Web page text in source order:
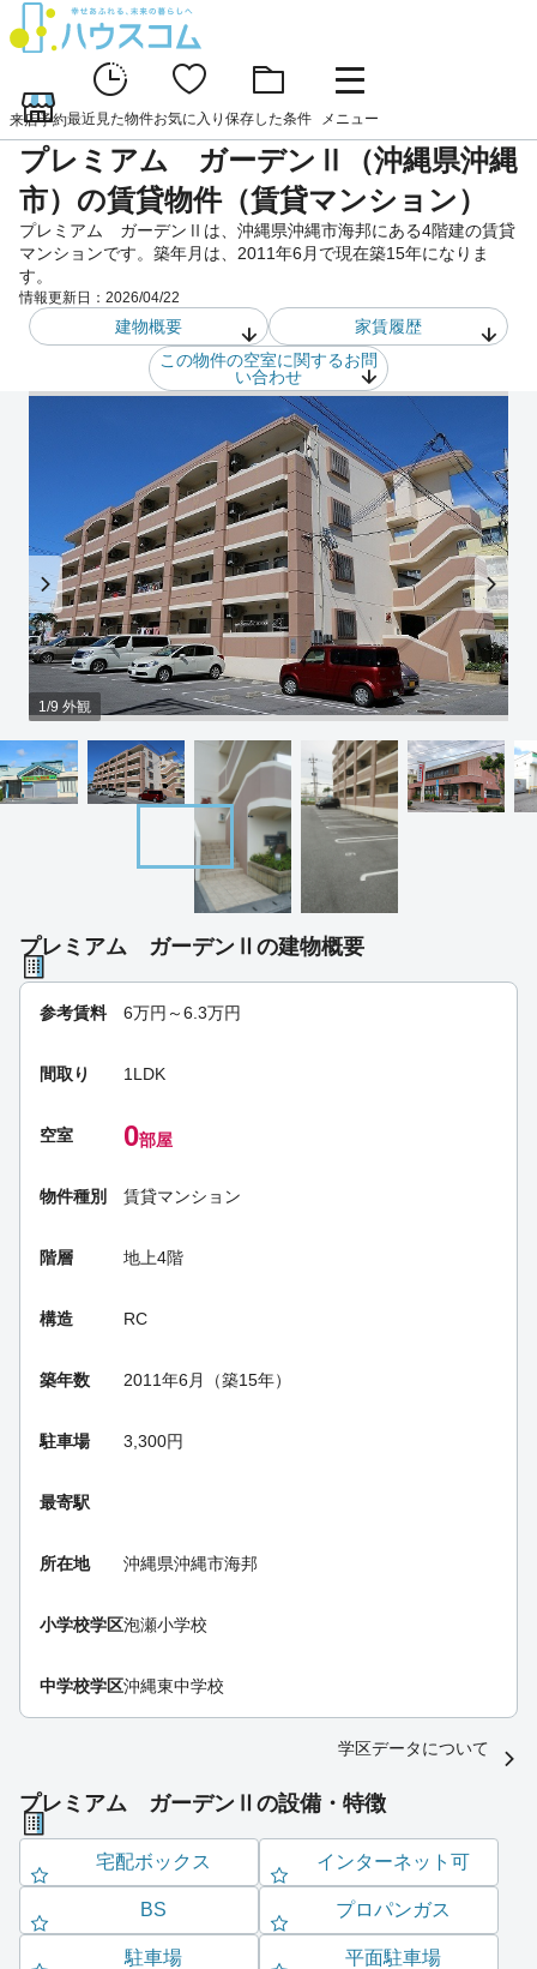
来店予約最近見た物件お気に入り 保存した条件 メニュー
プレミアム ガーデンⅡ（沖縄県沖縄
市）の賃貸物件（賃貸マンション）
プレミアム ガーデンⅡは、沖縄県沖縄市海邦にある4階建の賃貸
マンションです。築年月は、2011年6月で現在築15年になりま
す。
情報更新日： 2026/04/22
建物概要
家賃履歴
この物件の空室に関するお問
い合わせ
1/9 外観
プレミアム ガーデンⅡの建物概要
参考賃料 6万円～6.3万円
間取り 1LDK
空室 0部屋
物件種別 賃貸マンション
階層 地上4階
構造 RC
築年数 2011年6月（築15年）
駐車場 3,300円
最寄駅
所在地 沖縄県沖縄市海邦
小学校学区泡瀬小学校
中学校学区沖縄東中学校
学区データについて
プレミアム ガーデンⅡの設備・特徴
宅配ボックス インターネット可
BS プロパンガス
駐車場 平面駐車場